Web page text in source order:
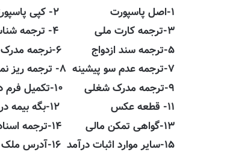
۱-اصل پاسپورت ۲- کپی پاسپورتهای قدیمی
۳-ترجمه کارت ملی ۴- ترجمه شناسنامه
۵-ترجمه سند ازدواج ۶-نرجمه مدرک تحصیلی
۷-ترجمه عدم سو پیشینه ۸- ترجمه ریز نمرات دانشگاهی
۹-ترجمه مدرک شغلی ۱۰-تکمیل فرم در خواست اقامت اتریش به آلمانی
۱۱- قطعه عکس ۱۲-بگه بیمه درمانی
۱۳-گواهی تمکن مالی ۱۴-ترجمه اسناد ملکی و اجاره نامه های رسمی
۱۵-سایر موارد اثبات درآمد ۱۶-آدرس ملک در اتریش